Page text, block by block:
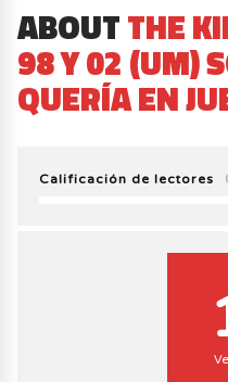
ABOUTTHE
98 Y 02 (UM)
QUERÍA EN
Calificación de lectores